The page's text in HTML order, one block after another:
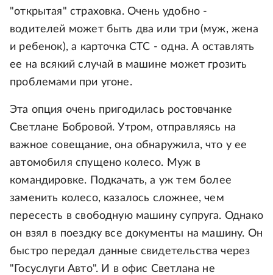
"открытая" страховка. Очень удобно -
водителей может быть два или три (муж, жена
и ребенок), а карточка СТС - одна. А оставлять
ее на всякий случай в машине может грозить
проблемами при угоне.
Эта опция очень пригодилась ростовчанке
Светлане Бобровой. Утром, отправляясь на
важное совещание, она обнаружила, что у ее
автомобиля спущено колесо. Муж в
командировке. Подкачать, а уж тем более
заменить колесо, казалось сложнее, чем
пересесть в свободную машину супруга. Однако
он взял в поездку все документы на машину. Он
быстро передал данные свидетельства через
"Госуслуги Авто". И в офис Светлана не